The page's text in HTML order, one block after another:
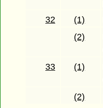
32
(1)
(2)
33
(1)
(2)